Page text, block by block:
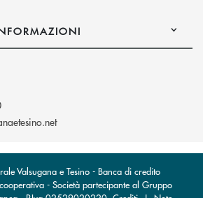
(si apre l’app di posta
Valsugana e Tesino - Banca di credito
- Società partecipante al Gruppo